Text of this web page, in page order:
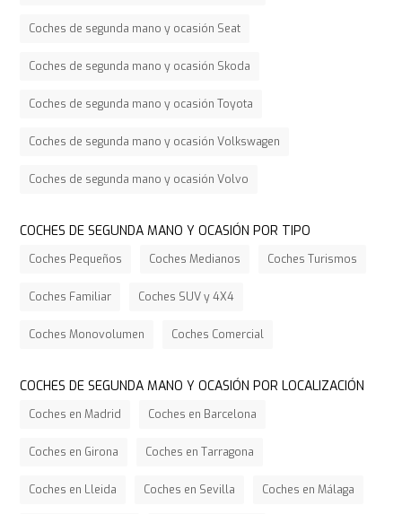
Coches de segunda mano y ocasión Seat
Coches de segunda mano y ocasión Skoda
Coches de segunda mano y ocasión Toyota
Coches de segunda mano y ocasión Volkswagen
Coches de segunda mano y ocasión Volvo
COCHES DE SEGUNDA MANO Y OCASIÓN POR TIPO
Coches Pequeños Coches Medianos Coches Turismos
Coches Familiar Coches SUV y 4X4
Coches Monovolumen Coches Comercial
COCHES DE SEGUNDA MANO Y OCASIÓN POR LOCALIZACIÓN
Coches en Madrid Coches en Barcelona
Coches en Girona Coches en Tarragona
Coches en Lleida Coches en Sevilla Coches en Málaga